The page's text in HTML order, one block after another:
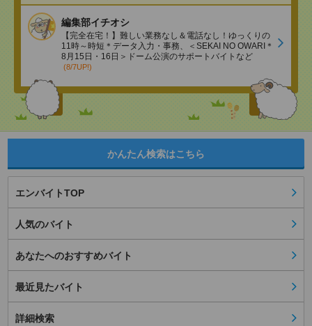
編集部イチオシ
【完全在宅！】難しい業務なし＆電話なし！ゆっくりの
11時～時短＊データ入力・事務、＜SEKAI NO OWARI＊
8月15日・16日＞ドーム公演のサポートバイトなど
(8/7UP!)
かんたん検索はこちら
エンバイトTOP
人気のバイト
あなたへのおすすめバイト
最近見たバイト
詳細検索